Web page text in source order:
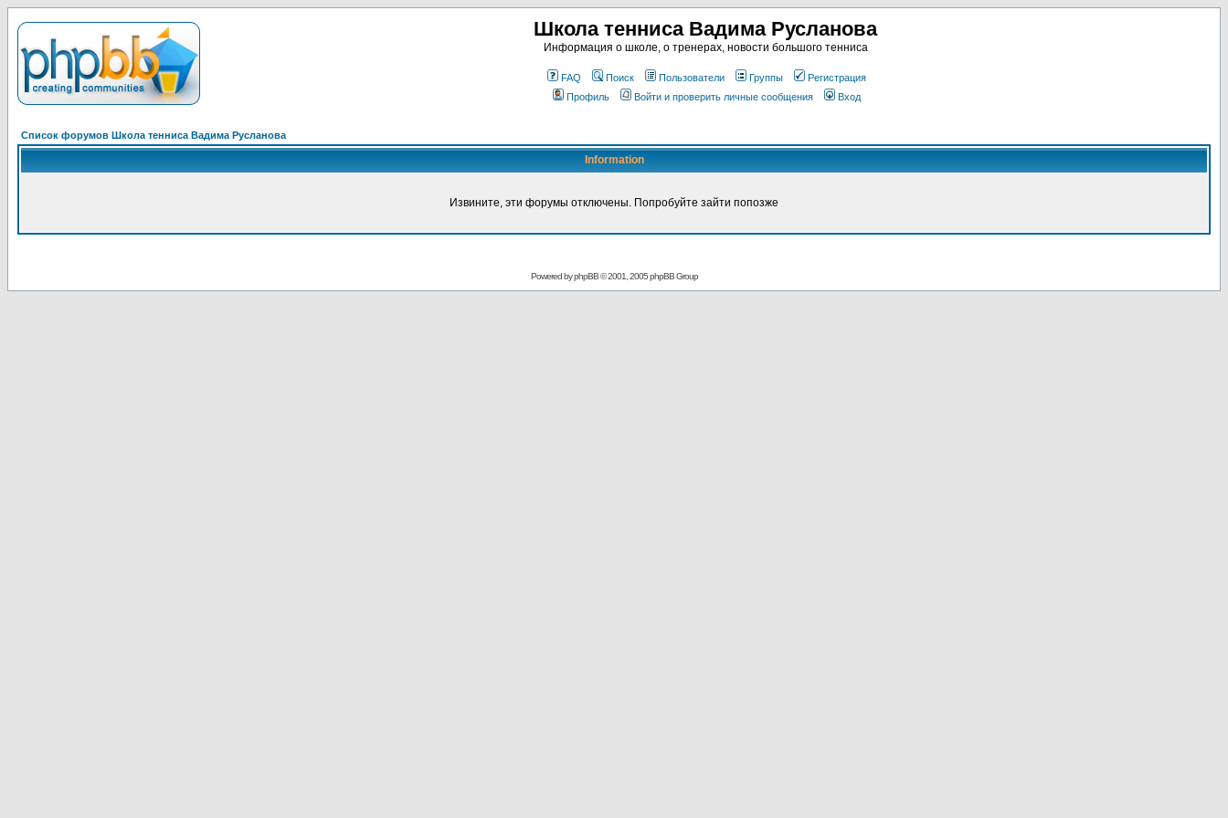
Школа тенниса Вадима Русланова
Информация о школе, о тренерах, новости большого тенниса
FAQ Поиск Пользователи Группы
Регистрация
Профиль
Войти и проверить личные сообщения Вход
Список форумов Школа тенниса Вадима Русланова
Information
Извините, эти форумы отключены. Попробуйте зайти попозже
Powered byphpBB© 2001, 2005 phpBB Group